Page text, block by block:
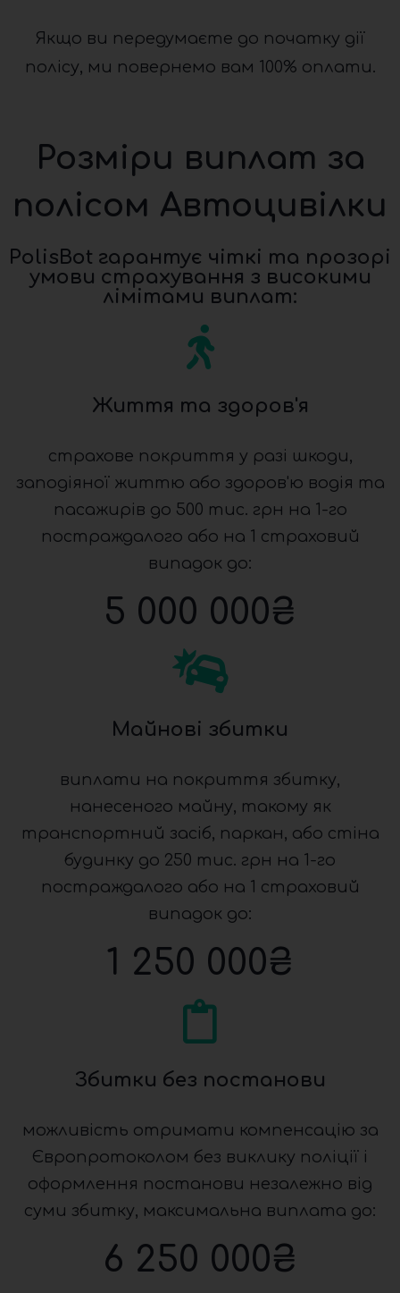
Якщо ви передумаєте до початку дії
полісу, ми повернемо вам 100% оплати.
Розміри виплат за
полісом Автоцивілки
PolisBot гарантує чіткі та прозорі
умови страхування з високими
лімітами виплат:
Життя та здоров'я
страхове покриття у разі шкоди,
заподіяної життю або здоров'ю водія та
пасажирів до 500 тис. грн на 1-го
постраждалого або на 1 страховий
випадок до:
5 000 000₴
Майнові збитки
виплати на покриття збитку,
нанесеного майну, такому як
транспортний засіб, паркан, або стіна
будинку до 250 тис. грн на 1-го
постраждалого або на 1 страховий
випадок до:
1 250 000₴
Збитки без постанови
можливість отримати компенсацію за
Європротоколом без виклику поліції і
оформлення постанови незалежно від
суми збитку, максимальна виплата до:
6 250 000₴